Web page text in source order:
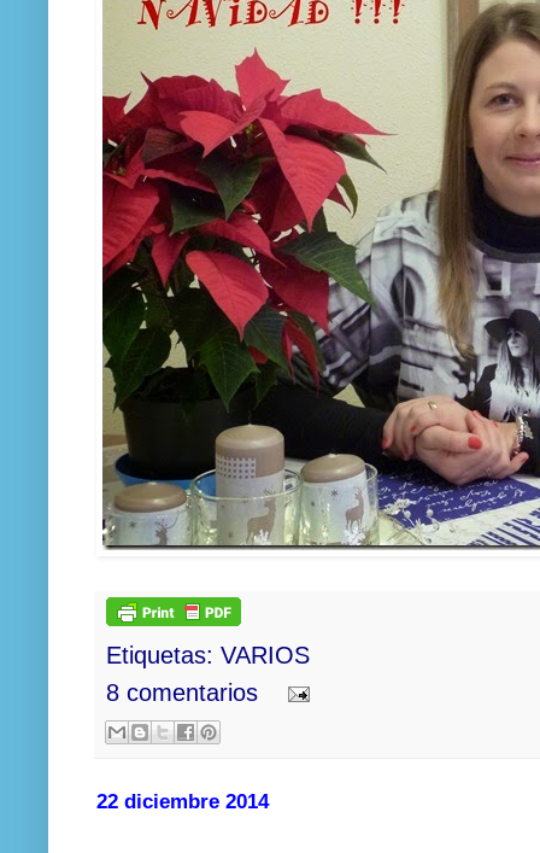
Etiquetas: VARIOS
8 comentarios
22 diciembre 2014